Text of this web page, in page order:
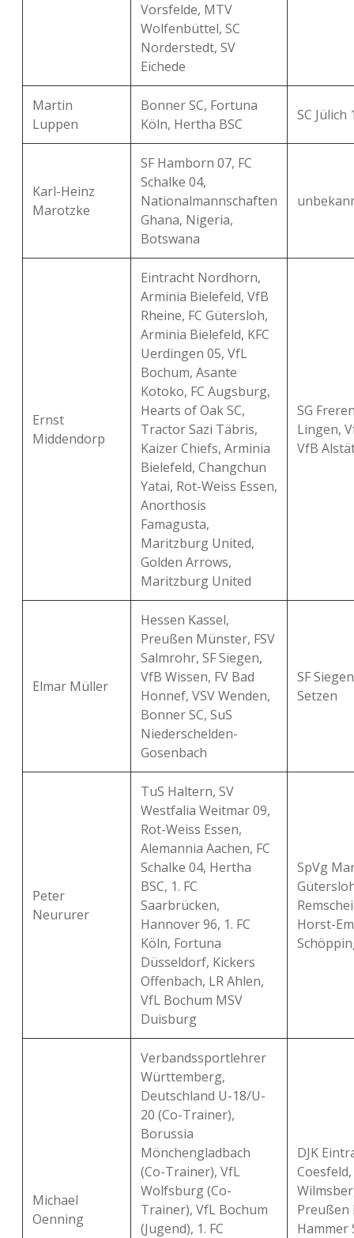
Vorsfelde, MTV
Wolfenbüttel, SC
Norderstedt, SV
Eichede
Martin
Luppen
Bonner SC, Fortuna
Köln, Hertha BSC
SC Jülich
Karl-Heinz
Marotzke
SF Hamborn 07, FC
Schalke 04,
Nationalmannschaften
Ghana, Nigeria,
Botswana
Ernst
Middendorp
Eintracht Nordhorn,
Arminia Bielefeld, VfB
Rheine, FC Gütersloh,
Arminia Bielefeld, KFC
Uerdingen 05, VfL
Bochum, Asante
Kotoko, FC Augsburg,
Hearts of Oak SC,
Tractor Sazi Täbris,
Kaizer Chiefs, Arminia
Bielefeld, Changchun
Yatai, Rot-Weiss Essen,
Anorthosis
Famagusta,
Maritzburg United,
Golden Arrows,
Maritzburg United
SG
Lingen,
VfB
Elmar Müller
Hessen Kassel,
Preußen Münster, FSV
Salmrohr, SF Siegen,
VfB Wissen, FV Bad
Honnef, VSV Wenden,
Bonner SC, SuS
Niederschelden-
Gosenbach
SF
Setzen
Peter
Neururer
TuS Haltern, SV
Westfalia Weitmar 09,
Rot-Weiss Essen,
Alemannia Aachen, FC
Schalke 04, Hertha
BSC, 1. FC
Saarbrücken,
Hannover 96, 1. FC
Köln, Fortuna
Düsseldorf, Kickers
Offenbach, LR Ahlen,
VfL Bochum MSV
Duisburg
SpVg
Horst-
Michael
Oenning
Verbandssportlehrer
Württemberg,
Deutschland U-18/U-
20 (Co-Trainer),
Borussia
Mönchengladbach
(Co-Trainer), VfL
Wolfsburg (Co-
Trainer), VfL Bochum
(Jugend), 1. FC
DJK
Coesfeld,
Preußen
Hammer